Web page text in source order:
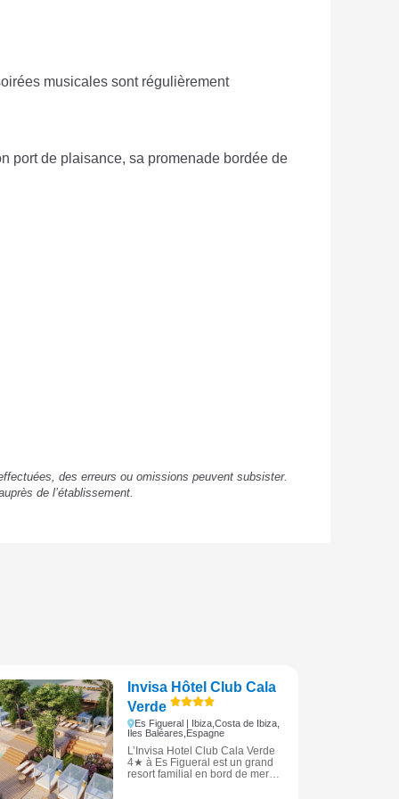
musicales sont régulièrement
port de plaisance, sa promenade bordée de
des erreurs ou omissions peuvent subsister.
de l’établissement.
Invisa Hôtel Club Cala
Verde
Es Figueral | Ibiza,Costa de Ibiza,
Iles Baléares, Espagne
L’Invisa Hotel Club Cala Verde
4★ à Es Figueral est un grand
resort familial en bord de mer